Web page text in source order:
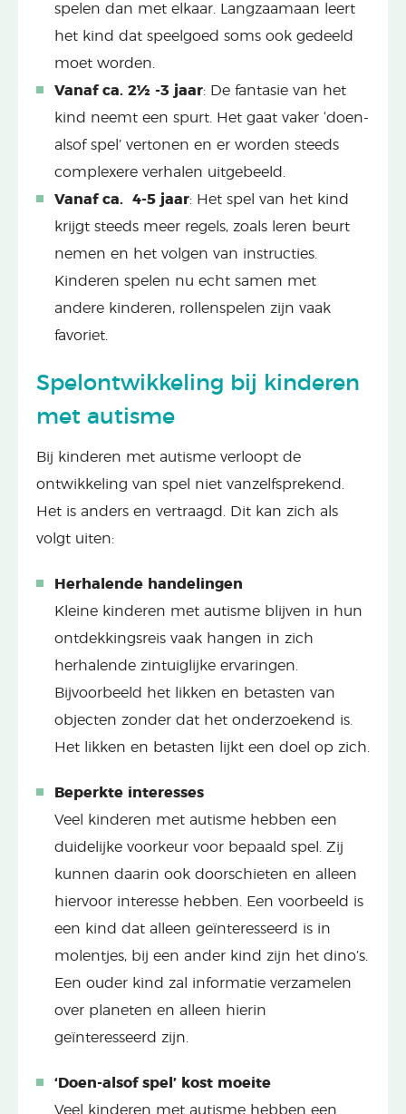
spelen dan met elkaar. Langzaamaan leert
het kind dat speelgoed soms ook gedeeld
moet worden.
Vanaf ca. 2½ -3 jaar: De fantasie van het
kind neemt een spurt. Het gaat vaker ‘doen-
alsof spel’ vertonen en er worden steeds
complexere verhalen uitgebeeld.
Vanaf ca. 4-5 jaar: Het spel van het kind
krijgt steeds meer regels, zoals leren beurt
nemen en het volgen van instructies.
Kinderen spelen nu echt samen met
andere kinderen, rollenspelen zijn vaak
favoriet.
Spelontwikkeling bij kinderen
met autisme
Bij kinderen met autisme verloopt de
ontwikkeling van spel niet vanzelfsprekend.
Het is anders en vertraagd. Dit kan zich als
volgt uiten:
Herhalende handelingen
Kleine kinderen met autisme blijven in hun
ontdekkingsreis vaak hangen in zich
herhalende zintuiglijke ervaringen.
Bijvoorbeeld het likken en betasten van
objecten zonder dat het onderzoekend is.
Het likken en betasten lijkt een doel op zich.
Beperkte interesses
Veel kinderen met autisme hebben een
duidelijke voorkeur voor bepaald spel. Zij
kunnen daarin ook doorschieten en alleen
hiervoor interesse hebben. Een voorbeeld is
een kind dat alleen geïnteresseerd is in
molentjes, bij een ander kind zijn het dino’s.
Een ouder kind zal informatie verzamelen
over planeten en alleen hierin
geïnteresseerd zijn.
‘Doen-alsof spel’ kost moeite
Veel kinderen met autisme hebben een